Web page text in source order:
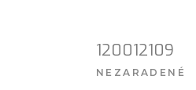
120012109
NEZARADENÉ